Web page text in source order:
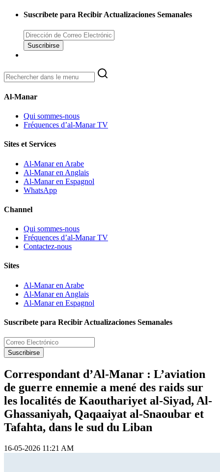
Suscríbete para Recibir Actualizaciones Semanales
Suscribirse
Al-Manar
Qui sommes-nous
Fréquences d’al-Manar TV
Sites et Services
Al-Manar en Arabe
Al-Manar en Anglais
Al-Manar en Espagnol
WhatsApp
Channel
Qui sommes-nous
Fréquences d’al-Manar TV
Contactez-nous
Sites
Al-Manar en Arabe
Al-Manar en Anglais
Al-Manar en Espagnol
Suscríbete para Recibir Actualizaciones Semanales
Suscribirse
Correspondant d’Al-Manar : L’aviation
de guerre ennemie a mené des raids sur
les localités de Kaouthariyet al-Siyad, Al-
Ghassaniyah, Qaqaaiyat al-Snaoubar et
Tafahta, dans le sud du Liban
16-05-2026 11:21 AM